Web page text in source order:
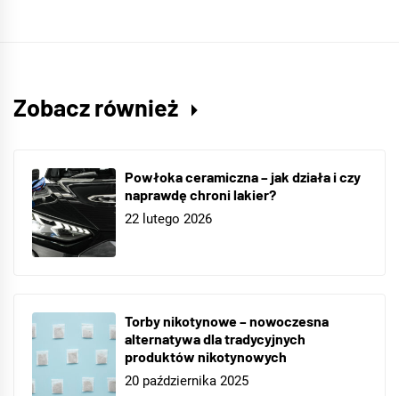
Zobacz również
Powłoka ceramiczna – jak działa i czy
naprawdę chroni lakier?
22 lutego 2026
Torby nikotynowe – nowoczesna
alternatywa dla tradycyjnych
produktów nikotynowych
20 października 2025